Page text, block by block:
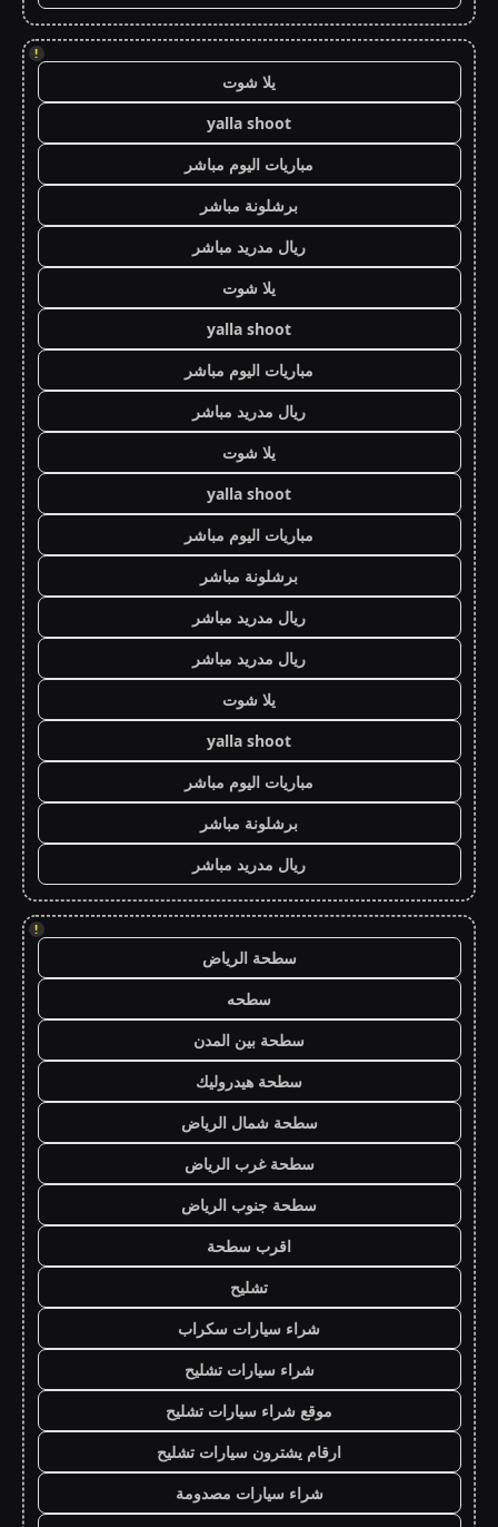
!
يلا شوت
yalla shoot
مباريات اليوم مباشر
برشلونة مباشر
ريال مدريد مباشر
يلا شوت
yalla shoot
مباريات اليوم مباشر
ريال مدريد مباشر
يلا شوت
yalla shoot
مباريات اليوم مباشر
برشلونة مباشر
ريال مدريد مباشر
ريال مدريد مباشر
يلا شوت
yalla shoot
مباريات اليوم مباشر
برشلونة مباشر
ريال مدريد مباشر
!
سطحة الرياض
سطحه
سطحة بين المدن
سطحة هيدروليك
سطحة شمال الرياض
سطحة غرب الرياض
سطحة جنوب الرياض
اقرب سطحة
تشليح
شراء سيارات سكراب
شراء سيارات تشليح
موقع شراء سيارات تشليح
ارقام يشترون سيارات تشليح
شراء سيارات مصدومة